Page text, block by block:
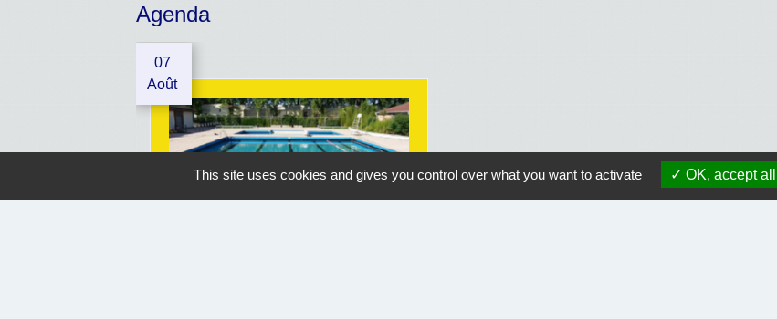
Agenda
07
Août
This site uses cookies and gives you control over what you want to activate OK, accept all